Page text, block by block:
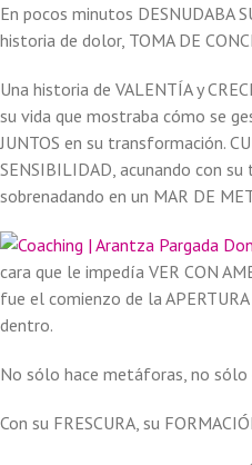
En pocos minutos DESNUDABA
historia de dolor, TOMA DE
Una historia de VALENTÍA y
su vida que mostraba cómo se
JUNTOS en su transformación.
SENSIBILIDAD, acunando con
sobrenadando en un MAR DE
cara que le impedía VER CON
fue el comienzo de la
dentro.
No sólo hace metáforas, no sólo
Con su FRESCURA, su